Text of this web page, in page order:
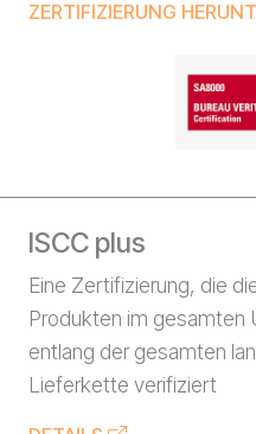
ZERTIFIZIERUNG
ISCC plus
Eine Zertifizierung, die
Produkten im gesamten
entlang der gesamten
Lieferkette verifiziert